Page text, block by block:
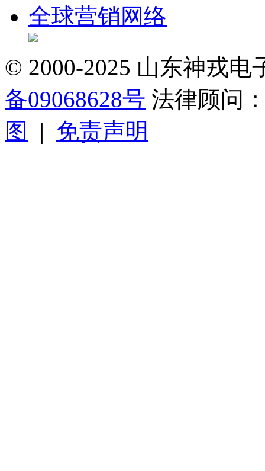
全球营销网络
© 2000-2025 山东神戎
备09068628号 法律顾问
图
| 免责声明